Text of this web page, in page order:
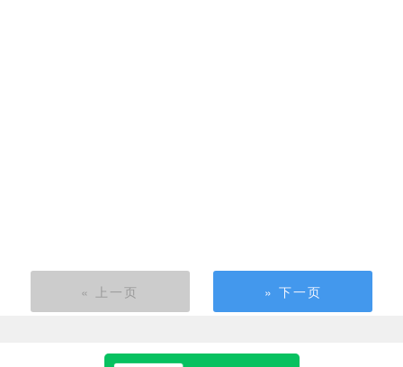
« 上一页 » 下一页